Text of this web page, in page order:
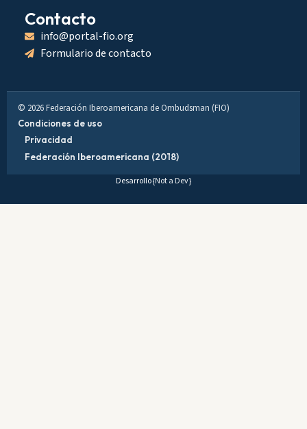
Contacto
info@portal-fio.org
Formulario de contacto
© 2026 Federación Iberoamericana de Ombudsman (FIO)
Condiciones de uso
Privacidad
Federación Iberoamericana (2018)
Desarrollo{Not a Dev}